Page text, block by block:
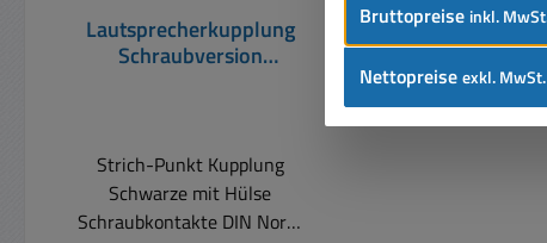
Lautsprecherkupplung
Schraubversion
Strich-Punkt Kupplung
Schwarze mit Hülse
Schraubkontakte DIN Norm
Bruttopreise inkl.
Nettopreiseexkl. MwSt.